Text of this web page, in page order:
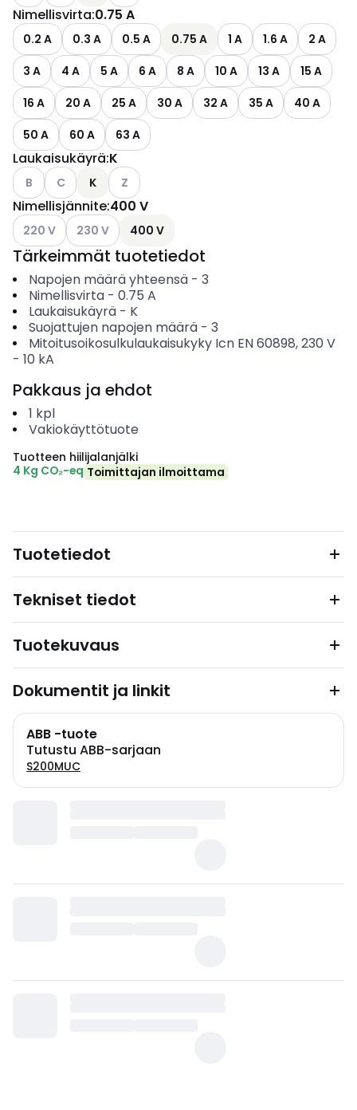
Nimellisvirta:0.75 A
0.2 A 0.3 A 0.5 A 0.75 A 1 A 1.6 A
2 A
3 A
4 A 5 A 6 A 8 A 10 A 13 A
15 A
16 A
20 A 25 A 30 A 32 A 35 A
40 A
50 A
60 A 63 A
Laukaisukäyrä:K
Katso käytettävissä olevat vaihtoehdot
B Katso käytettävissä olevat vaihtoehdot
C K Katso käytettävissä olevat vaihtoehdot
Z
Nimellisjännite:400 V
Katso käytettävissä olevat vaihtoehdot
220 V Katso käytettävissä olevat vaihtoehdot
230 V 400 V
Tärkeimmät tuotetiedot
Napojen määrä yhteensä- 3
Nimellisvirta- 0.75 A
Laukaisukäyrä- K
Suojattujen napojen määrä- 3
Mitoitusoikosulkulaukaisukyky Icn EN 60898, 230 V
- 10 kA
Pakkaus ja ehdot
1 kpl
Vakiokäyttötuote
Tuotteen hiilijalanjälki
4 Kg CO₂-eq Toimittajan ilmoittama
Tuotetiedot
Tekniset tiedot
Tuotekuvaus
Dokumentit ja linkit
ABB -tuote
Tutustu ABB-sarjaan
S200MUC